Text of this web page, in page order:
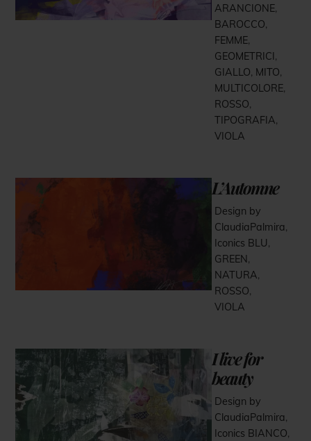
ARANCIONE,
BAROCCO,
FEMME,
GEOMETRICI,
GIALLO, MITO,
MULTICOLORE,
ROSSO,
TIPOGRAFIA,
VIOLA
L’Automne
Design by
ClaudiaPalmira,
Iconics BLU,
GREEN ,
NATURA,
ROSSO,
VIOLA
I live for
beauty
Design by
ClaudiaPalmira,
Iconics BIANCO,